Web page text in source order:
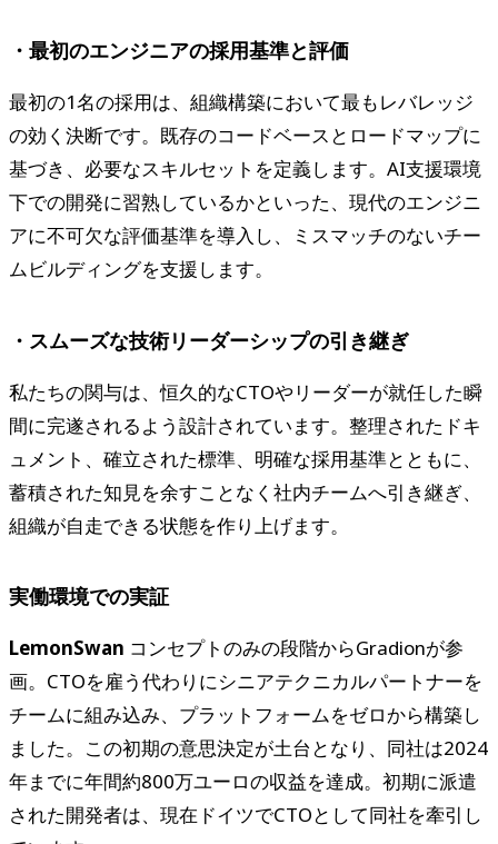
・最初のエンジニアの採用基準と評価
最初の1名の採用は、組織構築において最もレバレッジ
の効く決断です。既存のコードベースとロードマップに
基づき、必要なスキルセットを定義します。AI支援環境
下での開発に習熟しているかといった、現代のエンジニ
アに不可欠な評価基準を導入し、ミスマッチのないチー
ムビルディングを支援します。
・スムーズな技術リーダーシップの引き継ぎ
私たちの関与は、恒久的なCTOやリーダーが就任した瞬
間に完遂されるよう設計されています。整理されたドキ
ュメント、確立された標準、明確な採用基準とともに、
蓄積された知見を余すことなく社内チームへ引き継ぎ、
組織が自走できる状態を作り上げます。
実働環境での実証
LemonSwan コンセプトのみの段階からGradionが参
画。CTOを雇う代わりにシニアテクニカルパートナーを
チームに組み込み、プラットフォームをゼロから構築し
ました。この初期の意思決定が土台となり、同社は2024
年までに年間約800万ユーロの収益を達成。初期に派遣
された開発者は、現在ドイツでCTOとして同社を牽引し